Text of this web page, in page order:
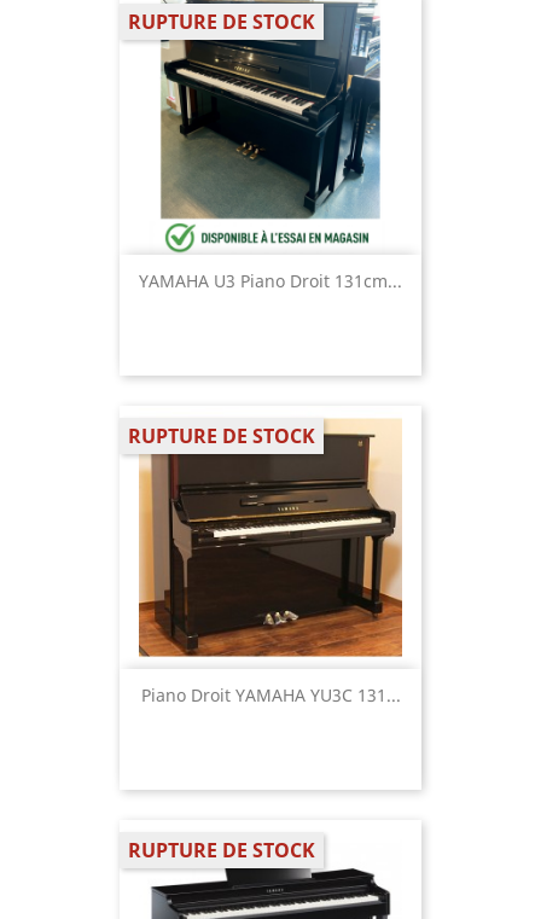
YAMAHA U3 Piano Droit 131cm...
RUPTURE DE STOCK
Piano Droit YAMAHA YU3C 131...
RUPTURE DE STOCK
RUPTURE DE STOCK